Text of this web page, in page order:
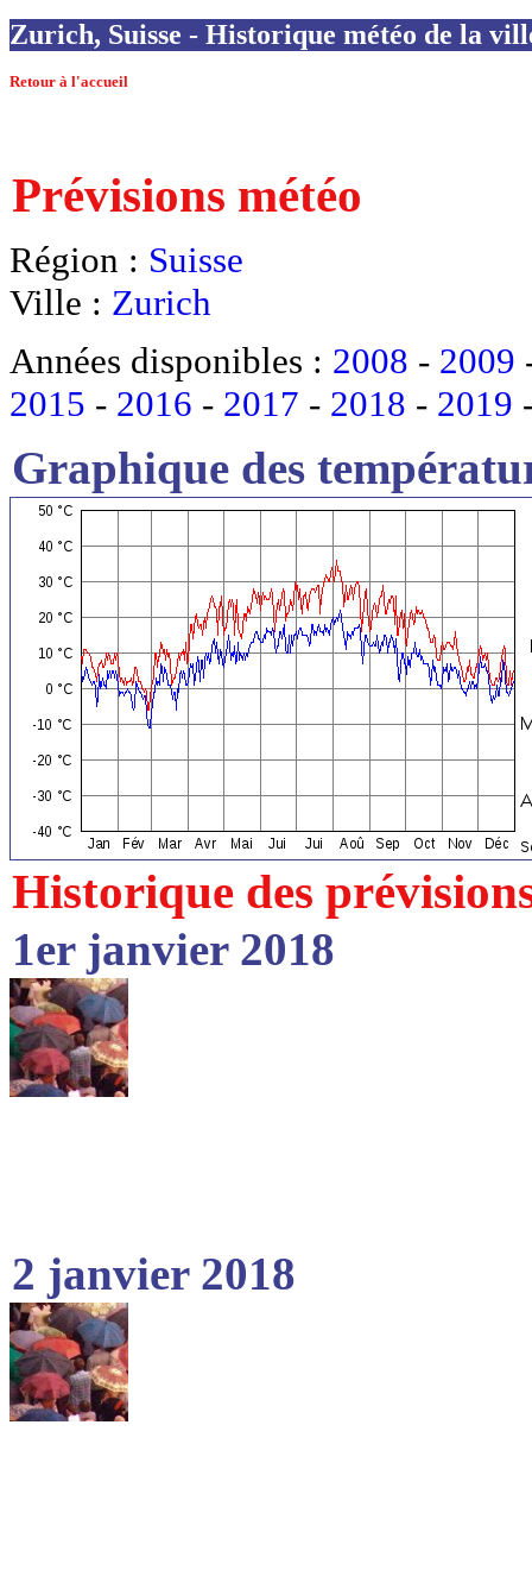
Zurich, Suisse - Historique météo de la
Retour à l'accueil
Prévisions météo
Région : Suisse
Ville : Zurich
Années disponibles : 2008 - 2009
2015 - 2016 - 2017 - 2018 - 2019
Graphique des
Historique des
1er janvier 2018
2 janvier 2018